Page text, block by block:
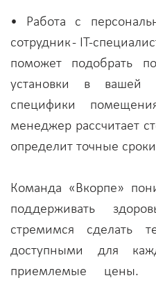
• Работа с
сотрудник - IT-
поможет подобрать
установки в вашей
специфики
менеджер рассчитает
определит точные
Команда «Вкорпе»
поддерживать
стремимся сделать
доступными для
приемлемые цены.